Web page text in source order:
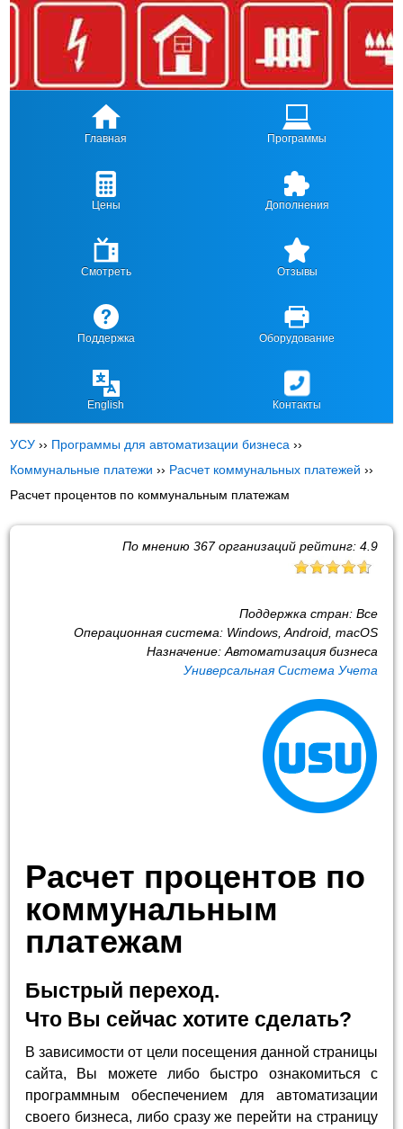
Главная Программы
Цены Дополнения
Смотреть Отзывы
Поддержка Оборудование
English Контакты
УСУ ›› Программы для автоматизации бизнеса ››
Коммунальные платежи ›› Расчет коммунальных платежей ››
Расчет процентов по коммунальным платежам
По мнению 367организаций рейтинг: 4.9
Поддержка стран: Все
Операционная система: Windows, Android, macOS
Назначение: Автоматизация бизнеса
Универсальная Система Учета
Расчет процентов по
коммунальным
платежам
Быстрый переход.
Что Вы сейчас хотите сделать?
В зависимости от цели посещения данной страницы
сайта, Вы можете либо быстро ознакомиться с
программным обеспечением для автоматизации
своего бизнеса, либо сразу же перейти на страницу